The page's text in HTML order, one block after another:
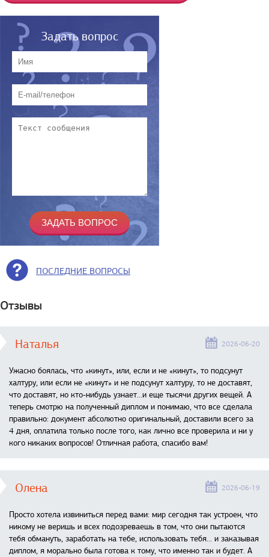
Задать вопрос
ПОСЛЕДНИЕ ВОПРОСЫ
Отзывы
Наталья 2026-06-20
Ужасно боялась, что «кинут», или, если и не «кинут», то подсунут
халтуру, или если не «кинут» и не подсунут халтуру, то не доставят,
что доставят, но кто-нибудь узнает...и еще тысячи других вещей. А
теперь смотрю на полученный диплом и понимаю, что все сделала
правильно: документ абсолютно оригинальный, доставили всего за
4 дня, оплатила только после того, как лично все проверила и ни у
кого никаких вопросов! Отличная работа, спасибо вам!
Олена 2026-06-19
Просто хотела извиниться перед вами: мир сегодня так устроен, что
никому не веришь и всех подозреваешь в том, что они пытаются
тебя обмануть, заработать на тебе, использовать тебя... и заказывая
диплом, я морально была готова к тому, что именно так и будет. А